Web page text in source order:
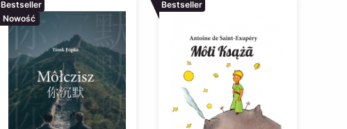
Bestseller
Nowość
Bestseller